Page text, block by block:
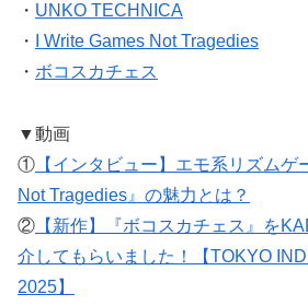
・ UNKO TECHNICA
・
I Write Games Not Tragedies
・ ボコスカチェス
▼動画
① 【インタビュー】エモ系リズムゲ
Not Tragedies』の魅力とは？
② 【新作】『ボコスカチェス』を
介してもらいました！【TOKYO
2025】